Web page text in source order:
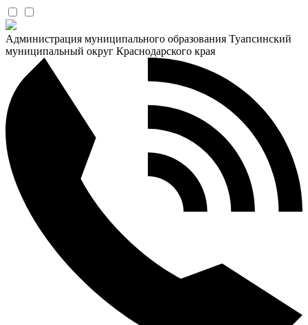
Администрация муниципального образования Туапсинский
муниципальный округ Краснодарского края